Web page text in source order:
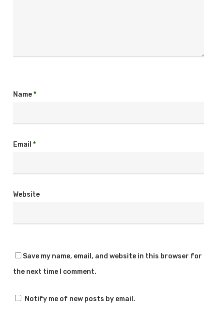
Name*
Email *
Website
Save my name, email, and website in this browser for
the next time I comment.
Notify me of new posts by email.